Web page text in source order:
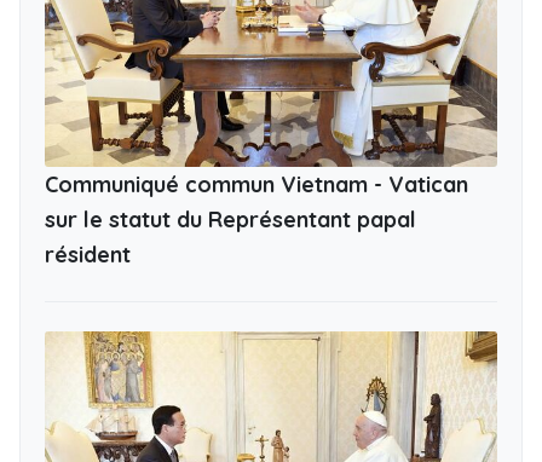
Communiqué commun Vietnam - Vatican
sur le statut du Représentant papal
résident